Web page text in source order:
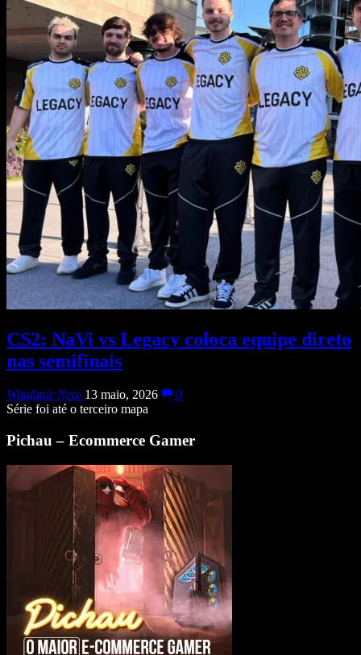
CS2: NaVi vs Legacy coloca equipe direto
nas semifinais
Wladimir Neto 13 maio, 2026
0
Série foi até o terceiro mapa
Pichau – Ecommerce Gamer